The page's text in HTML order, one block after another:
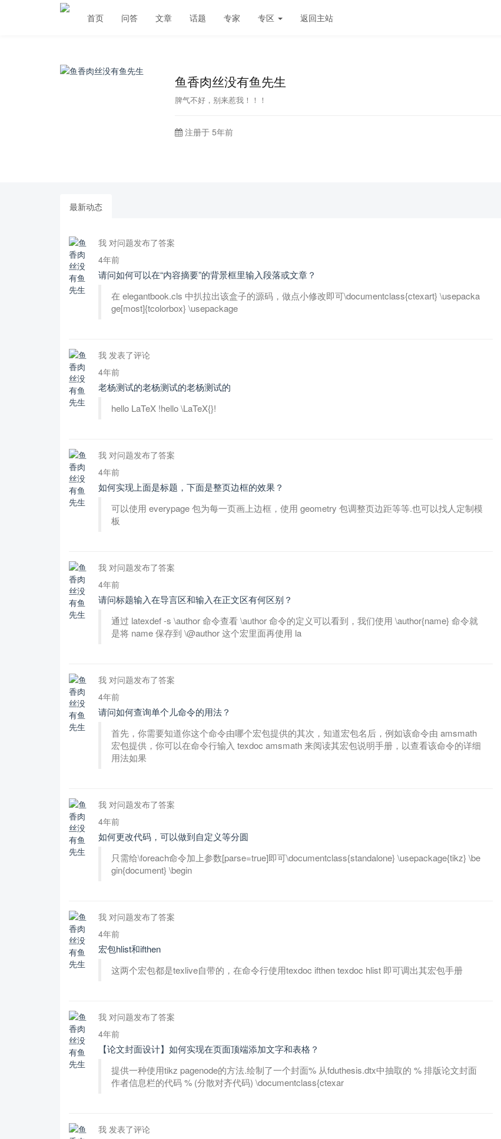
首页 问答 文章 话题 专家 专区 返回主站
鱼香肉丝没有鱼先生
脾气不好，别来惹我！！！
注册于 5年前
最新动态
我 对问题发布了答案
4年前
请问如何可以在“内容摘要”的背景框里输入段落或文章？
在 elegantbook.cls 中扒拉出该盒子的源码，做点小修改即可\documentclass{ctexart} \usepacka
ge[most]{tcolorbox} \usepackage
我 发表了评论
4年前
老杨测试的老杨测试的老杨测试的
hello LaTeX !hello \LaTeX{}!
我 对问题发布了答案
4年前
如何实现上面是标题，下面是整页边框的效果？
可以使用 everypage 包为每一页画上边框，使用 geometry 包调整页边距等等.也可以找人定制模
板
我 对问题发布了答案
4年前
请问标题输入在导言区和输入在正文区有何区别？
通过 latexdef -s \author 命令查看 \author 命令的定义可以看到，我们使用 \author{name} 命令就
是将 name 保存到 \@author 这个宏里面再使用 la
我 对问题发布了答案
4年前
请问如何查询单个儿命令的用法？
首先，你需要知道你这个命令由哪个宏包提供的其次，知道宏包名后，例如该命令由 amsmath
宏包提供，你可以在命令行输入 texdoc amsmath 来阅读其宏包说明手册，以查看该命令的详细
用法如果
我 对问题发布了答案
4年前
如何更改代码，可以做到自定义等分圆
只需给\foreach命令加上参数[parse=true]即可\documentclass{standalone} \usepackage{tikz} \be
gin{document} \begin
我 对问题发布了答案
4年前
宏包hlist和ifthen
这两个宏包都是texlive自带的，在命令行使用texdoc ifthen texdoc hlist 即可调出其宏包手册
我 对问题发布了答案
4年前
【论文封面设计】如何实现在页面顶端添加文字和表格？
提供一种使用tikz pagenode的方法.绘制了一个封面% 从fduthesis.dtx中抽取的 % 排版论文封面
作者信息栏的代码 % (分散对齐代码) \documentclass{ctexar
我 发表了评论